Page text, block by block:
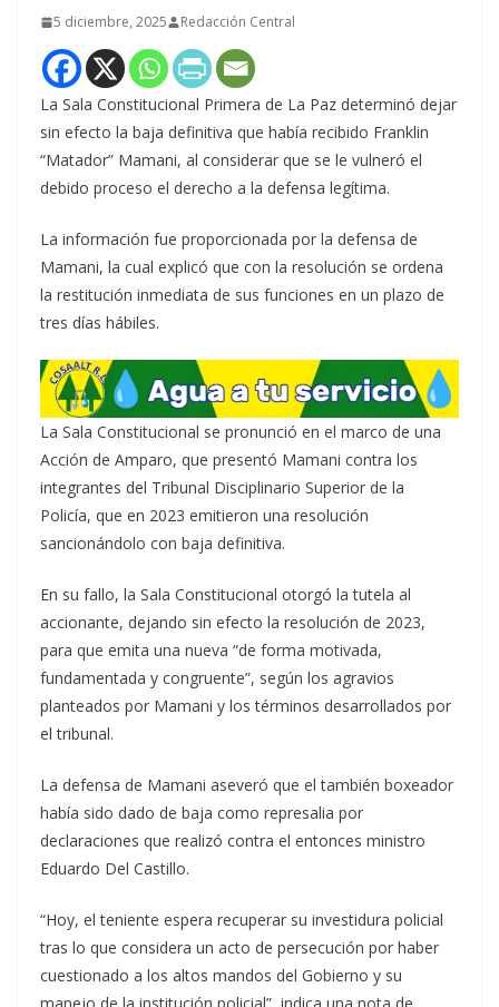
5 diciembre, 2025 Redacción Central
La Sala Constitucional Primera de La Paz determinó dejar
sin efecto la baja definitiva que había recibido Franklin
“Matador” Mamani, al considerar que se le vulneró el
debido proceso el derecho a la defensa legítima.
La información fue proporcionada por la defensa de
Mamani, la cual explicó que con la resolución se ordena
la restitución inmediata de sus funciones en un plazo de
tres días hábiles.
La Sala Constitucional se pronunció en el marco de una
Acción de Amparo, que presentó Mamani contra los
integrantes del Tribunal Disciplinario Superior de la
Policía, que en 2023 emitieron una resolución
sancionándolo con baja definitiva.
En su fallo, la Sala Constitucional otorgó la tutela al
accionante, dejando sin efecto la resolución de 2023,
para que emita una nueva “de forma motivada,
fundamentada y congruente”, según los agravios
planteados por Mamani y los términos desarrollados por
el tribunal.
La defensa de Mamani aseveró que el también boxeador
había sido dado de baja como represalia por
declaraciones que realizó contra el entonces ministro
Eduardo Del Castillo.
“Hoy, el teniente espera recuperar su investidura policial
tras lo que considera un acto de persecución por haber
cuestionado a los altos mandos del Gobierno y su